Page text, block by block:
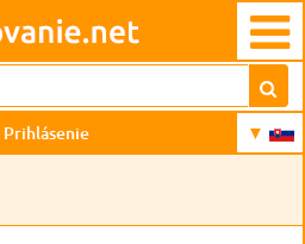
Prihlásenie